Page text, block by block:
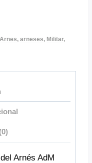
Arnes, arneses, Militar,
Arnés AdM